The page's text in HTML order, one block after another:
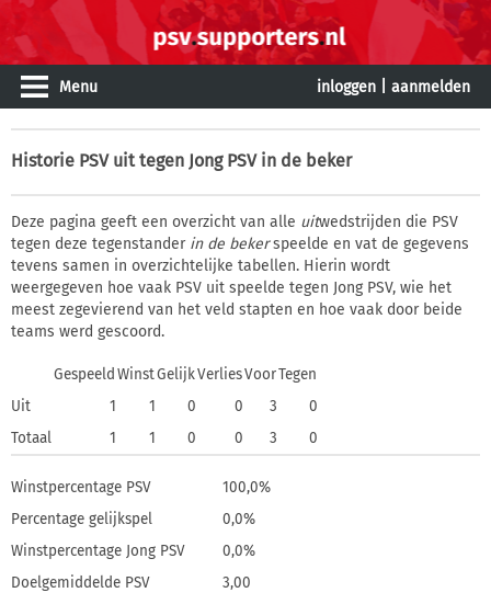
Menu inloggen aanmelden
Historie PSV uit tegen Jong PSV in de beker
Deze pagina geeft een overzicht van alle uitwedstrijden die PSV
tegen deze tegenstander in de bekerspeelde en vat de gegevens
tevens samen in overzichtelijke tabellen. Hierin wordt
weergegeven hoe vaak PSV uit speelde tegen Jong PSV, wie het
meest zegevierend van het veld stapten en hoe vaak door beide
teams werd gescoord.
Gespeeld WinstGelijkVerliesVoorTegen
Uit
1 1 0 0 3
0
Totaal
1 1 0 0 3 0
Winstpercentage PSV
100,0%
Percentage gelijkspel
0,0%
Winstpercentage Jong PSV
0,0%
Doelgemiddelde PSV
3,00